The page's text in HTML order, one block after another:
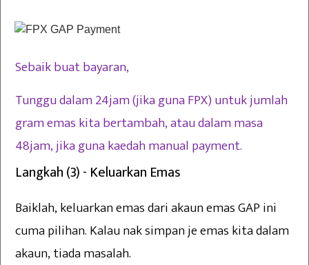
Sebaik buat bayaran,
Tunggu dalam 24jam (jika guna FPX) untuk jumlah
gram emas kita bertambah, atau dalam masa
48jam, jika guna kaedah manual payment.
Langkah (3) - Keluarkan Emas
Baiklah, keluarkan emas dari akaun emas GAP ini
cuma pilihan. Kalau nak simpan je emas kita dalam
akaun, tiada masalah.